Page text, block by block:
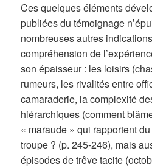
Ces quelques éléments
publiées du témoignage
nombreuses autres
compréhension de
son épaisseur : les loisirs
rumeurs, les rivalités entre
camaraderie, la complexité
hiérarchiques (comment
« maraude » qui rapportent
troupe ? (p. 245-246), mais
épisodes de trêve tacite